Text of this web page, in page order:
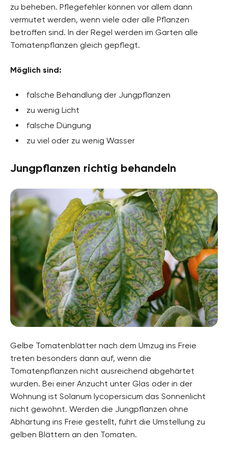
zu beheben. Pflegefehler können vor allem dann
vermutet werden, wenn viele oder alle Pflanzen
betroffen sind. In der Regel werden im Garten alle
Tomatenpflanzen gleich gepflegt.
Möglich sind:
falsche Behandlung der Jungpflanzen
zu wenig Licht
falsche Düngung
zu viel oder zu wenig Wasser
Jungpflanzen richtig behandeln
Gelbe Tomatenblätter nach dem Umzug ins Freie
treten besonders dann auf, wenn die
Tomatenpflanzen nicht ausreichend abgehärtet
wurden. Bei einer Anzucht unter Glas oder in der
Wohnung ist Solanum lycopersicum das Sonnenlicht
nicht gewöhnt. Werden die Jungpflanzen ohne
Abhärtung ins Freie gestellt, führt die Umstellung zu
gelben Blättern an den Tomaten.